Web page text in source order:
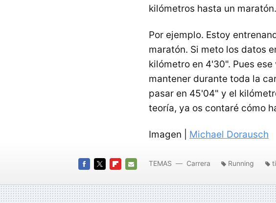
kilómetros hasta un maratón.
Por ejemplo. Estoy
maratón. Si meto los datos
kilómetro en 4'30". Pues ese
mantener durante toda la
pasar en 45'04" y el
teoría, ya os contaré cómo
Imagen | Michael Dorausch
MAIL
TEMAS Carrera Running